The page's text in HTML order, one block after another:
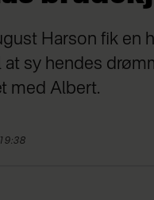
Harson fik en
at sy hendes
med Albert.